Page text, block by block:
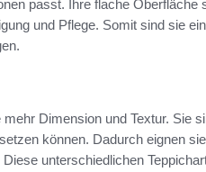
passt. Ihre flache Oberfläche
und Pflege. Somit sind sie
Dimension und Textur. Sie
können. Dadurch eignen
unterschiedlichen